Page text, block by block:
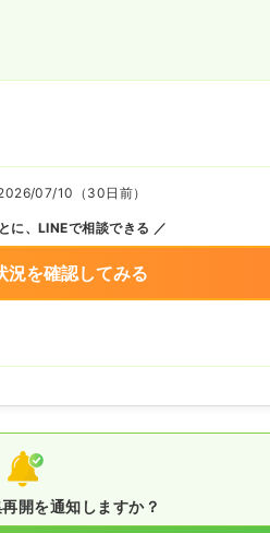
07/10（30日前）
に、LINEで相談できる
況を確認してみる
開を通知しますか？